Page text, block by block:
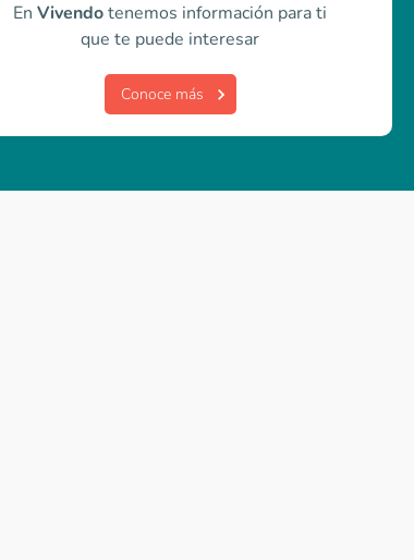
En Vivendotenemos información para ti
que te puede interesar
Conoce más